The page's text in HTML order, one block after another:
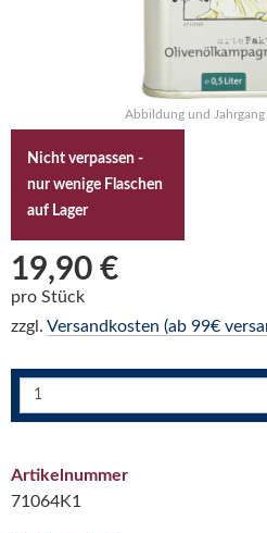
Abbildung und
Nicht verpassen -
nur wenige Flaschen
auf Lager
19,90 €
pro Stück
zzgl. Versandkosten (ab 99€
Artikelnummer
71064K1